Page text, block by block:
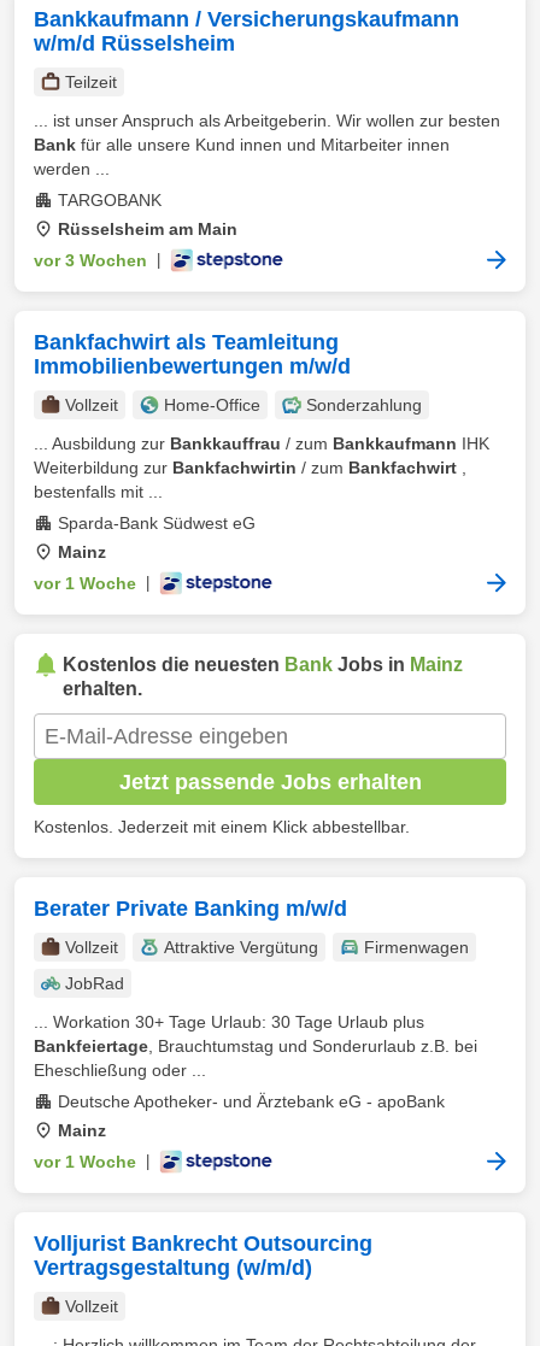
Bankkaufmann / Versicherungskaufmann
w/m/d Rüsselsheim
Teilzeit
... ist unser Anspruch als Arbeitgeberin. Wir wollen zur besten
Bank für alle unsere Kund innen und Mitarbeiter innen
werden ...
TARGOBANK
Rüsselsheim am Main
vor 3 Wochen
Bankfachwirt als Teamleitung
Immobilienbewertungen m/w/d
Vollzeit Home-Office
Sonderzahlung
... Ausbildung zur Bankkauffrau / zum Bankkaufmann IHK
Weiterbildung zur Bankfachwirtin / zum Bankfachwirt
bestenfalls mit ...
Sparda-Bank Südwest eG
Mainz
vor 1 Woche
Kostenlos die neuesten Bank Jobs in Mainz
erhalten.
Jetzt passende Jobs erhalten
Kostenlos. Jederzeit mit einem Klick abbestellbar.
Berater Private Banking m/w/d
Vollzeit Attraktive Vergütung
Firmenwagen
JobRad
... Workation 30+ Tage Urlaub: 30 Tage Urlaub plus
Bankfeiertage , Brauchtumstag und Sonderurlaub z.B. bei
Eheschließung oder ...
Deutsche Apotheker- und Ärztebank eG - apoBank
Mainz
vor 1 Woche
Volljurist Bankrecht Outsourcing
Vertragsgestaltung (w/m/d)
Vollzeit